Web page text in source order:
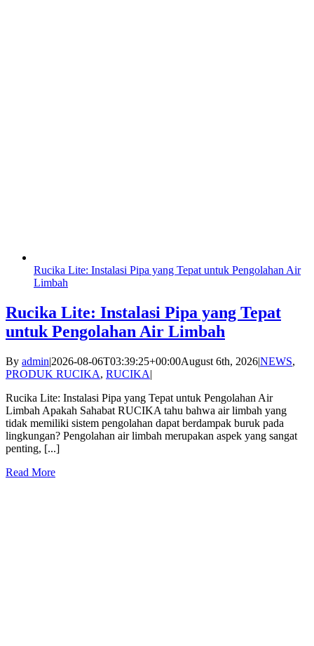
Rucika Lite: Instalasi Pipa yang Tepat untuk Pengolahan Air
Limbah
Rucika Lite: Instalasi Pipa yang Tepat
untuk Pengolahan Air Limbah
By admin|2026-08-06T03:39:25+00:00August 6th, 2026|NEWS,
PRODUK RUCIKA, RUCIKA|
Rucika Lite: Instalasi Pipa yang Tepat untuk Pengolahan Air
Limbah Apakah Sahabat RUCIKA tahu bahwa air limbah yang
tidak memiliki sistem pengolahan dapat berdampak buruk pada
lingkungan? Pengolahan air limbah merupakan aspek yang sangat
penting, [...]
Read More